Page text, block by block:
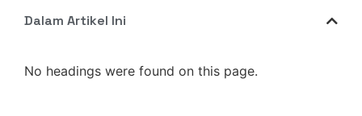
Dalam Artikel Ini
No headings were found on this page.